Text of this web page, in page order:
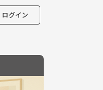
ログイン